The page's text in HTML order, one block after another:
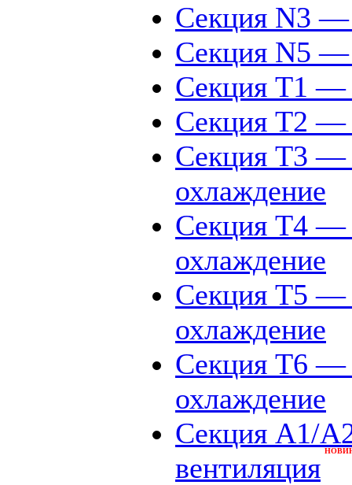
Секция N3 —
Секция N5 —
Секция Т1 —
Секция Т2 —
Секция Т3 —
охлаждение
Секция Т4 —
охлаждение
Секция Т5 —
охлаждение
Секция Т6 —
охлаждение
Секция A1/
вентиляция